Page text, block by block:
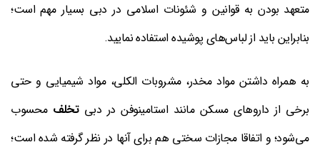
متعهد بودن به قوانین و شئونات اسلامی در دبی بسیار مهم است؛
بنابراین باید از لباس‌های پوشیده استفاده نمایید.
به همراه داشتن مواد مخدر، مشروبات الکلی، مواد شیمیایی و حتی
برخی از داروهای مسکن مانند استامینوفن در دبیتخلف محسوب
می‌شود؛ و اتفاقا مجازات سختی هم برای آنها در نظر گرفته شده است؛